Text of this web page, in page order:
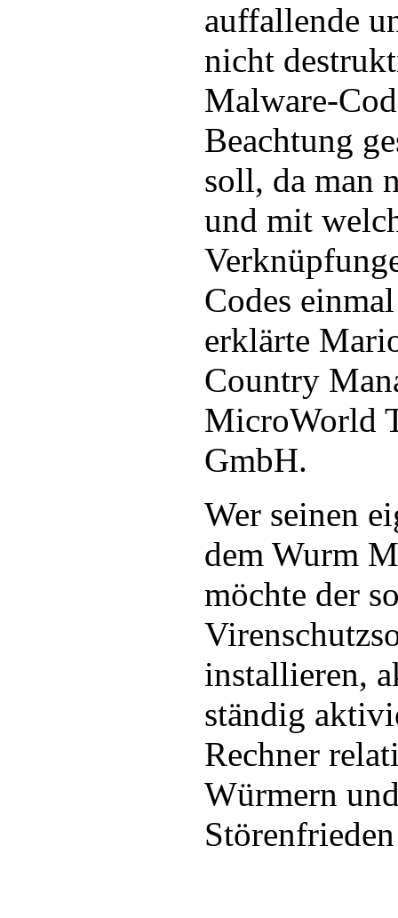
auffallende
nicht
Malware-
Beachtung
soll, da man
und mit
Codes
erklärte
Country
MicroWorld
GmbH.
Wer seinen
dem Wurm
möchte der
installieren,
ständig
Rechner
Würmern